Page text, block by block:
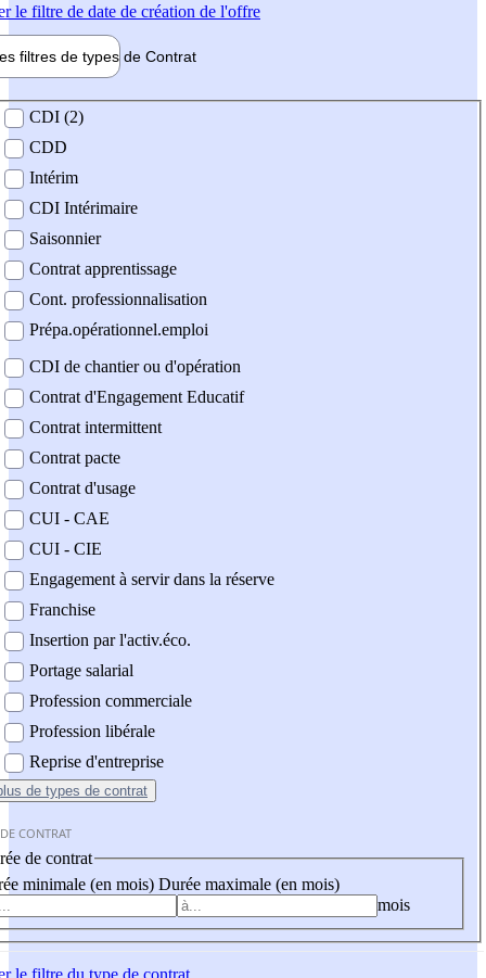
le filtre de date de création de l'offre
filtres de types de Contrat
contrat
CDI (2)
CDD
Intérim
CDI Intérimaire
Saisonnier
Contrat apprentissage
Cont. professionnalisation
Prépa.opérationnel.emploi
CDI de chantier ou d'opération
Contrat d'Engagement Educatif
Contrat intermittent
Contrat pacte
Contrat d'usage
CUI - CAE
CUI - CIE
Engagement à servir dans la réserve
Franchise
Insertion par l'activ.éco.
Portage salarial
Profession commerciale
Profession libérale
Reprise d'entreprise
de types de contrat
CONTRAT
de contrat
minimale (en mois) Durée maximale (en mois)
mois
le filtre du type de contrat